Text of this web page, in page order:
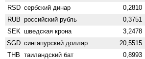
RSD сербский динар 0,2810
RUB российский рубль 0,3751
SEK шведская крона 3,2478
SGD сингапурский доллар 20,5515
THB таиландский бат 0,8993